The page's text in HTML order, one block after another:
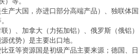
生产大国，亦进口部分高端产品）、独联体
联）、加拿大（力拓加铝）、俄罗斯（俄铝
优势）是主要出口地。
比亚等资源国是初级产品主要来源；德国、日